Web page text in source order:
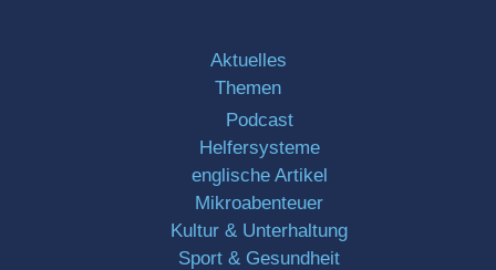
Aktuelles
Themen
Podcast
Helfersysteme
englische Artikel
Mikroabenteuer
Kultur & Unterhaltung
Sport & Gesundheit